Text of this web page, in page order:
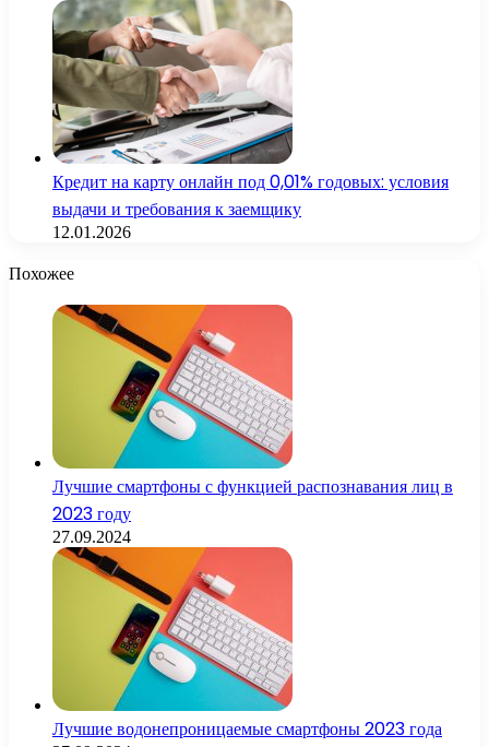
Кредит на карту онлайн под 0,01% годовых: условия
выдачи и требования к заемщику
12.01.2026
Похожее
Лучшие смартфоны с функцией распознавания лиц в
2023 году
27.09.2024
Лучшие водонепроницаемые смартфоны 2023 года